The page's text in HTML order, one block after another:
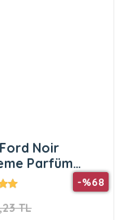
Noir
Parfüm
erkek
TL
-%68